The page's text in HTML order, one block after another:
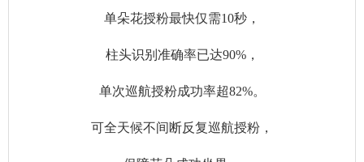
单朵花授粉最快仅需10秒，
柱头识别准确率已达90%，
单次巡航授粉成功率超82%。
可全天候不间断反复巡航授粉，